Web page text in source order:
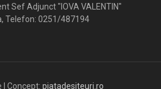
Sef Adjunct "IOVA VALENTIN"
Telefon: 0251/487194
Concept: piatadesiteuri.ro